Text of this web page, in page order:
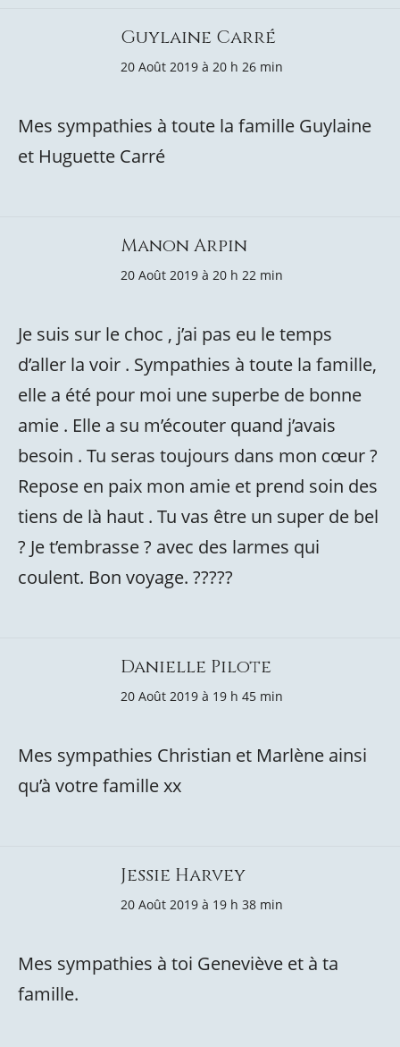
Guylaine Carré
20 Août 2019 à 20 h 26 min
Mes sympathies à toute la famille Guylaine
et Huguette Carré
Manon Arpin
20 Août 2019 à 20 h 22 min
Je suis sur le choc , j’ai pas eu le temps
d’aller la voir . Sympathies à toute la famille,
elle a été pour moi une superbe de bonne
amie . Elle a su m’écouter quand j’avais
besoin . Tu seras toujours dans mon cœur ?
Repose en paix mon amie et prend soin des
tiens de là haut . Tu vas être un super de bel
? Je t’embrasse ? avec des larmes qui
coulent. Bon voyage. ?????
Danielle Pilote
20 Août 2019 à 19 h 45 min
Mes sympathies Christian et Marlène ainsi
qu’à votre famille xx
Jessie Harvey
20 Août 2019 à 19 h 38 min
Mes sympathies à toi Geneviève et à ta
famille.